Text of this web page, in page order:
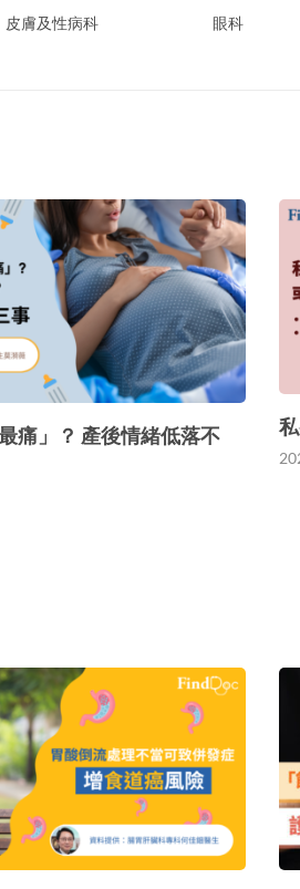
皮膚及性病科 眼科
痛」？ 產後情緒低落不